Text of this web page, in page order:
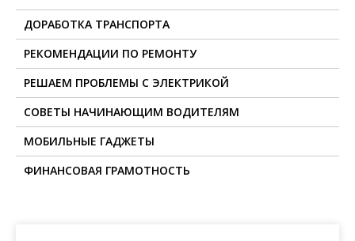
ДОРАБОТКА ТРАНСПОРТА
РЕКОМЕНДАЦИИ ПО РЕМОНТУ
РЕШАЕМ ПРОБЛЕМЫ С ЭЛЕКТРИКОЙ
СОВЕТЫ НАЧИНАЮЩИМ ВОДИТЕЛЯМ
МОБИЛЬНЫЕ ГАДЖЕТЫ
ФИНАНСОВАЯ ГРАМОТНОСТЬ